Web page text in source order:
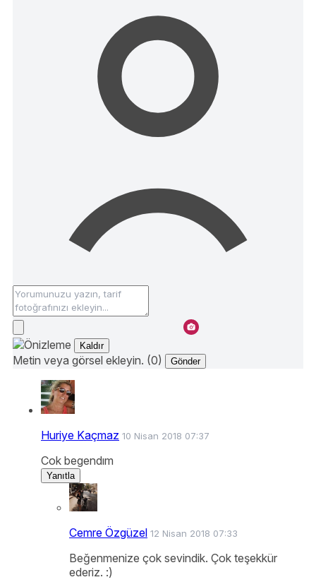
Kaldır
Metin veya görsel ekleyin. (0) Gönder
Huriye Kaçmaz 10 Nisan 2018 07:37
Cok begendım
Yanıtla
Cemre Özgüzel 12 Nisan 2018 07:33
Beğenmenize çok sevindik. Çok teşekkür
ederiz. :)